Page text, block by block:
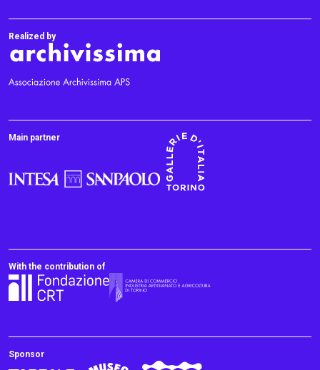
Realized by
Main partner
With the contribution of
Sponsor